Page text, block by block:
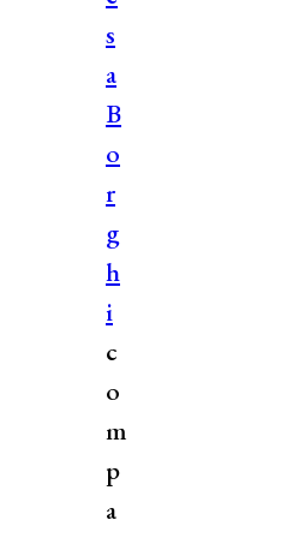
s
a
B
o
r
g
h
i
c
o
m
p
a